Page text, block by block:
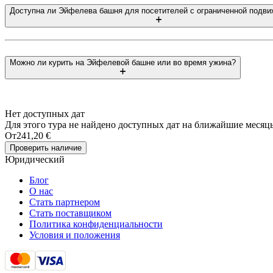
Доступна ли Эйфелева башня для посетителей с ограниченной
Можно ли курить на Эйфелевой башне или во время ужина?
Нет доступных дат
Для этого тура не найдено доступных дат на ближайшие
От241,20 €
Проверить наличие
Юридический
Блог
О нас
Стать партнером
Стать поставщиком
Политика конфиденциальности
Условия и положения